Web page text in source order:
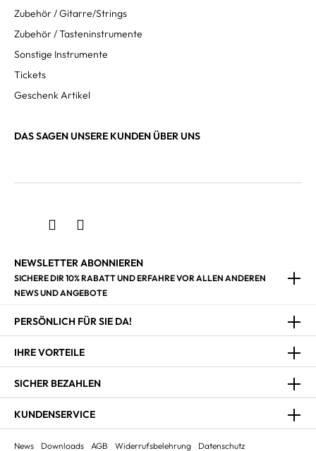
Zubehör / Gitarre/Strings
Zubehör / Tasteninstrumente
Sonstige Instrumente
Tickets
Geschenk Artikel
DAS SAGEN UNSERE KUNDEN ÜBER UNS
NEWSLETTER ABONNIEREN
SICHERE DIR 10% RABATT UND ERFAHRE VOR ALLEN ANDEREN
NEWS UND ANGEBOTE
PERSÖNLICH FÜR SIE DA!
IHRE VORTEILE
SICHER BEZAHLEN
KUNDENSERVICE
News Downloads AGB Widerrufsbelehrung Datenschutz